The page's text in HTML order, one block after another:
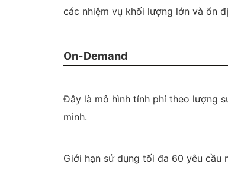
các nhiệm vụ khối lượng lớn và ổn
On-Demand
Đây là mô hình tính phí theo lượng
mình.
Giới hạn sử dụng tối đa 60 yêu cầu